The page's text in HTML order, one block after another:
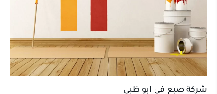
شركة صبغ في ابو ظبي